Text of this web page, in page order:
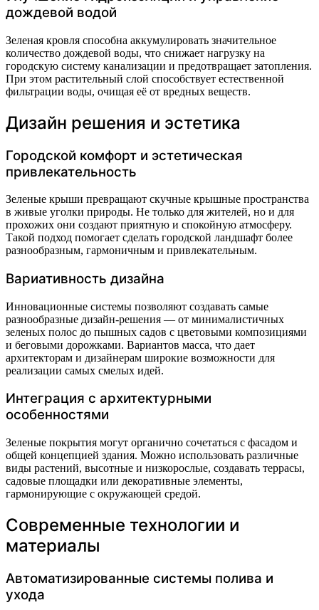
дождевой водой
Зеленая кровля способна аккумулировать значительное
количество дождевой воды, что снижает нагрузку на
городскую систему канализации и предотвращает затопления.
При этом растительный слой способствует естественной
фильтрации воды, очищая её от вредных веществ.
Дизайн решения и эстетика
Городской комфорт и эстетическая
привлекательность
Зеленые крыши превращают скучные крышные пространства
в живые уголки природы. Не только для жителей, но и для
прохожих они создают приятную и спокойную атмосферу.
Такой подход помогает сделать городской ландшафт более
разнообразным, гармоничным и привлекательным.
Вариативность дизайна
Инновационные системы позволяют создавать самые
разнообразные дизайн-решения — от минималистичных
зеленых полос до пышных садов с цветовыми композициями
и беговыми дорожками. Вариантов масса, что дает
архитекторам и дизайнерам широкие возможности для
реализации самых смелых идей.
Интеграция с архитектурными
особенностями
Зеленые покрытия могут органично сочетаться с фасадом и
общей концепцией здания. Можно использовать различные
виды растений, высотные и низкорослые, создавать террасы,
садовые площадки или декоративные элементы,
гармонирующие с окружающей средой.
Современные технологии и
материалы
Автоматизированные системы полива и
ухода